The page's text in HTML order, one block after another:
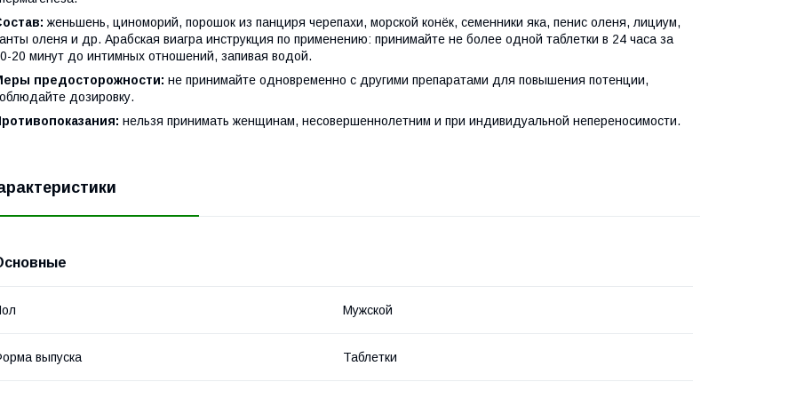
женьшень, циноморий, порошок из панциря черепахи, морской конёк, семенники яка, пенис оленя, лициум,
оленя и др. Арабская виагра инструкция по применению: принимайте не более одной таблетки в 24 часа за
20 минут до интимных отношений, запивая водой.
предосторожности: не принимайте одновременно с другими препаратами для повышения потенции,
дозировку.
нельзя принимать женщинам, несовершеннолетним и при индивидуальной непереносимости.
Мужской
выпуска Таблетки